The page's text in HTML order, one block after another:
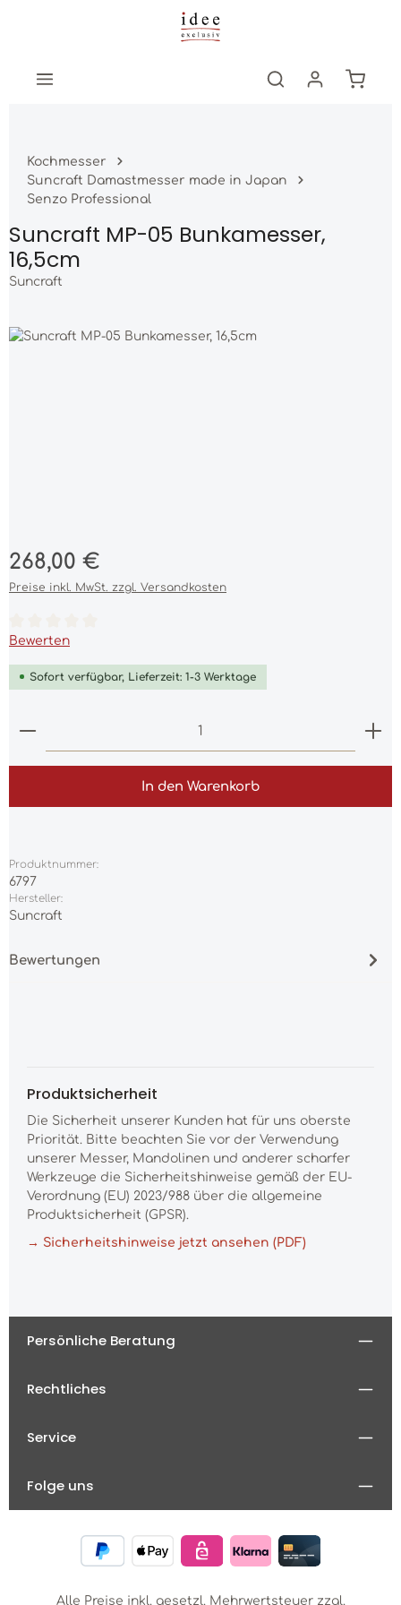
Zum Hauptinhalt springen
Kochmesser
Suncraft Damastmesser made in Japan
Senzo Professional
Suncraft MP-05 Bunkamesser,
16,5cm
Suncraft
Bildergalerie überspringen
Regulärer Preis:
268,00 €
Preise inkl. MwSt. zzgl. Versandkosten
Durchschnittliche Bewertung von 0 von 5 Sternen
Bewerten
Sofort verfügbar, Lieferzeit: 1-3 Werktage
Produkt Anzahl: Gib den gewünschten Wert
In den Warenkorb
Produktnummer:
6797
Hersteller:
Suncraft
Bewertungen
Produktsicherheit
Die Sicherheit unserer Kunden hat für uns oberste
Priorität. Bitte beachten Sie vor der Verwendung
unserer Messer, Mandolinen und anderer scharfer
Werkzeuge die Sicherheitshinweise gemäß der EU-
Verordnung (EU) 2023/988 über die allgemeine
Produktsicherheit (GPSR).
→ Sicherheitshinweise jetzt ansehen (PDF)
Persönliche Beratung
Rechtliches
Service
Folge uns
Alle Preise inkl. gesetzl. Mehrwertsteuer zzgl.